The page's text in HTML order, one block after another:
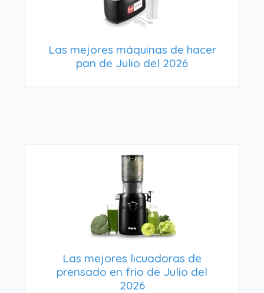
Las mejores máquinas de hacer
pan de Julio del 2026
Las mejores licuadoras de
prensado en frio de Julio del
2026